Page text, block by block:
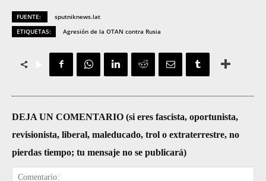
FUENTE:
sputniknews.lat
ETIQUETAS:
Agresión de la OTAN contra Rusia
DEJA UN COMENTARIO (si eres fascista, oportunista,
revisionista, liberal, maleducado, trol o extraterrestre, no
pierdas tiempo; tu mensaje no se publicará)